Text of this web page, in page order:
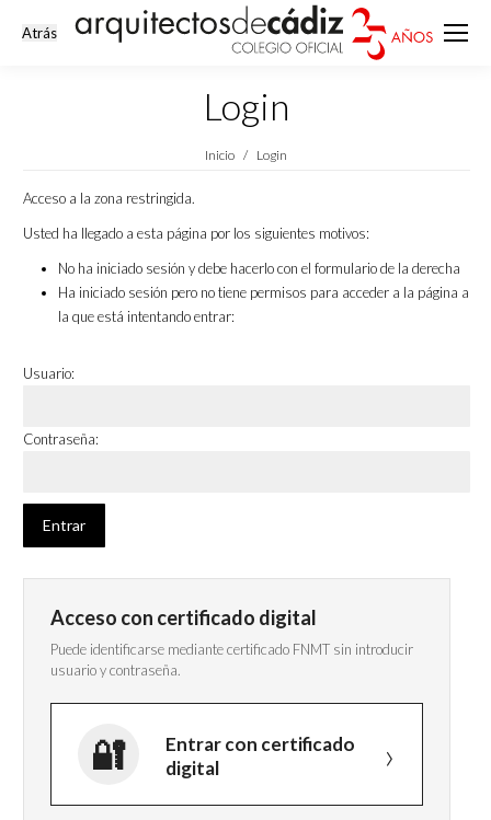
Login
Estás aquí:
Inicio Login
Acceso a la zona restringida.
Usted ha llegado a esta página por los siguientes motivos:
No ha iniciado sesión y debe hacerlo con el formulario de la derecha
Ha iniciado sesión pero no tiene permisos para acceder a la página a
la que está intentando entrar:
Usuario:
Contraseña:
Acceso con certificado digital
Puede identificarse mediante certificado FNMT sin introducir
usuario y contraseña.
Entrar con certificado
digital